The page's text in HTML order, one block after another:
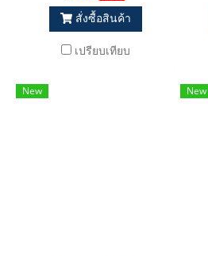
สั่งซื้อสินค้า
เปรียบเทียบ
New New